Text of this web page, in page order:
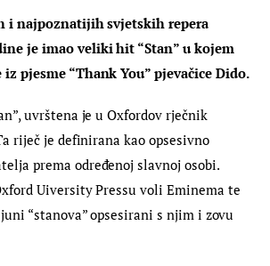
i najpoznatijih svjetskih repera
je imao veliki hit “Stan” u kojem
pjesme “Thank You” pjevačice Dido.
uvrštena je u Oxfordov rječnik
riječ je definirana kao opsesivno
prema određenoj slavnoj osobi.
Uiversity Pressu voli Eminema te
“stanova” opsesirani s njim i zovu